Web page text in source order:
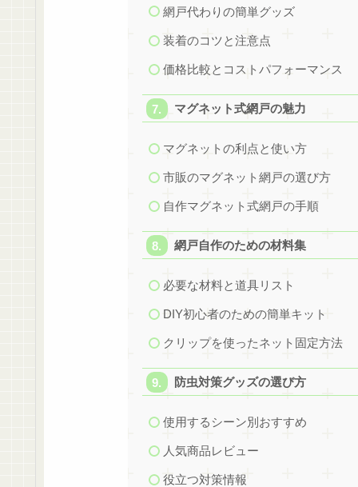
網戸代わりの簡単グッズ
装着のコツと注意点
価格比較とコストパフォーマンス
マグネット式網戸の魅力
マグネットの利点と使い方
市販のマグネット網戸の選び方
自作マグネット式網戸の手順
網戸自作のための材料集
必要な材料と道具リスト
DIY初心者のための簡単キット
クリップを使ったネット固定方法
防虫対策グッズの選び方
使用するシーン別おすすめ
人気商品レビュー
役立つ対策情報